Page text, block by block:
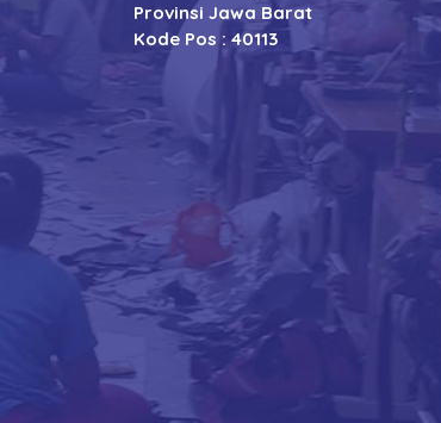
Provinsi Jawa Barat
Kode Pos : 40113